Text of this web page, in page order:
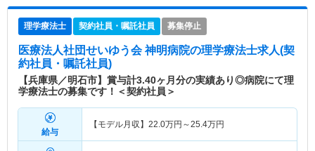
理学療法士 契約社員・嘱託社員 募集停止
医療法人社団せいゆう会 神明病院の理学療法士求人(契
約社員・嘱託社員)
【兵庫県／明石市】賞与計3.40ヶ月分の実績あり◎病院にて理
学療法士の募集です！＜契約社員＞
給与
【モデル月収】 22.0万円～25.4万円